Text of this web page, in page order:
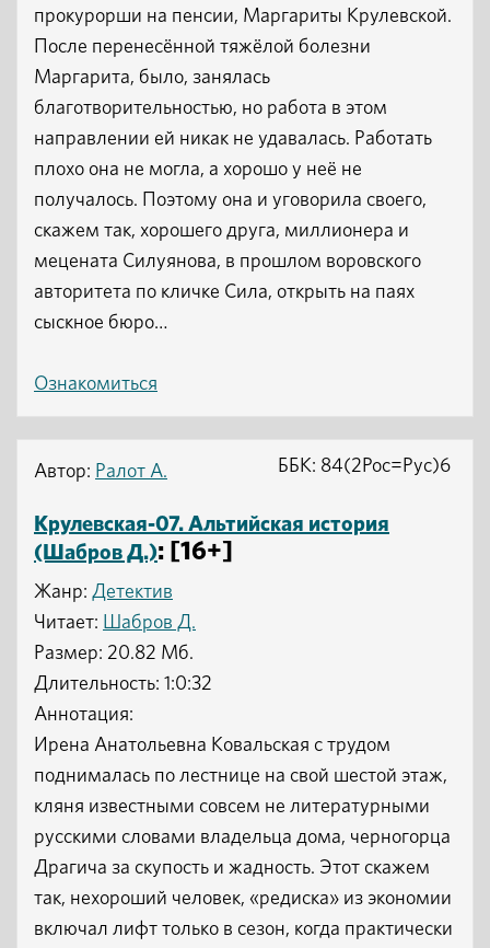
прокурорши на пенсии, Маргариты Крулевской.
После перенесённой тяжёлой болезни
Маргарита, было, занялась
благотворительностью, но работа в этом
направлении ей никак не удавалась. Работать
плохо она не могла, а хорошо у неё не
получалось. Поэтому она и уговорила своего,
скажем так, хорошего друга, миллионера и
мецената Силуянова, в прошлом воровского
авторитета по кличке Сила, открыть на паях
сыскное бюро…
Ознакомиться
Автор: Ралот А.
Крулевская-07. Альтийская история
(Шабров Д.): [16+]
Жанр: Детектив
Читает: Шабров Д.
ББК: 84(2Рос=Рус)6
Размер: 20.82 Мб.
Длительность: 1:0:32
Аннотация:
Ирена Анатольевна Ковальская с трудом
поднималась по лестнице на свой шестой этаж,
кляня известными совсем не литературными
русскими словами владельца дома, черногорца
Драгича за скупость и жадность. Этот скажем
так, нехороший человек, «редиска» из экономии
включал лифт только в сезон, когда практически